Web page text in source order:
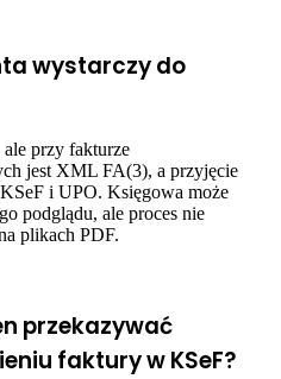
wystarczy do
przy fakturze
jest XML FA(3), a przyjęcie
i UPO. Księgowa może
podglądu, ale proces nie
plikach PDF.
przekazywać
faktury w KSeF?